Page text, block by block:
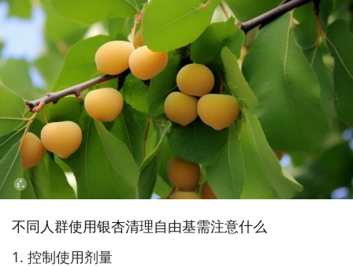
不同人群使用银杏清理自由基需注意什么
1. 控制使用剂量